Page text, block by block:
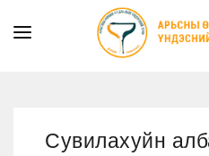
ХУУЛЬ ЭРХ ЗҮЙ
Сувилахуйн